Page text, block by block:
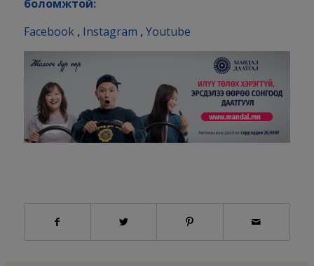
боломжтой:
Facebook, Instagram , Youtube